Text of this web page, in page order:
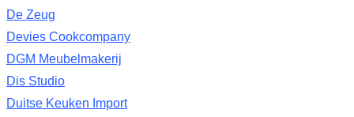
De Zeug
Devies Cookcompany
DGM Meubelmakerij
Dis Studio
Duitse Keuken Import